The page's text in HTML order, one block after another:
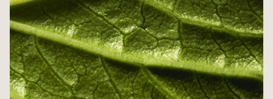
ACCÈS ET CONTACTS
RECRUTEMENT